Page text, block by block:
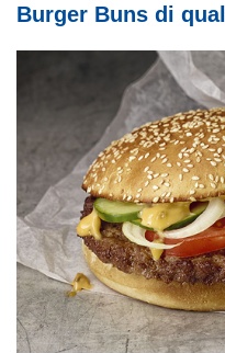
Burger Buns di